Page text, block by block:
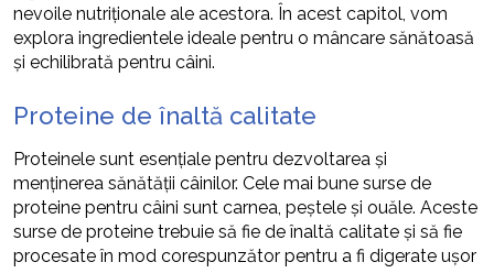
nevoile nutriționale ale acestora. În acest capitol, vom
explora ingredientele ideale pentru o mâncare sănătoasă
și echilibrată pentru câini.
Proteine de înaltă calitate
Proteinele sunt esențiale pentru dezvoltarea și
menținerea sănătății câinilor. Cele mai bune surse de
proteine pentru câini sunt carnea, peștele și ouăle. Aceste
surse de proteine trebuie să fie de înaltă calitate și să fie
procesate în mod corespunzător pentru a fi digerate ușor